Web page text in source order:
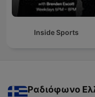
Inside Sports
Ραδιόφωνο